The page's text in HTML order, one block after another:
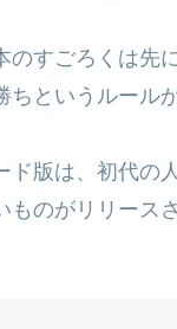
のすごろくは先
ちというルール
ド版は、初代の
ものがリリース